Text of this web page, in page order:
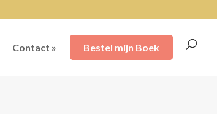
Contact » Bestel mijn Boek